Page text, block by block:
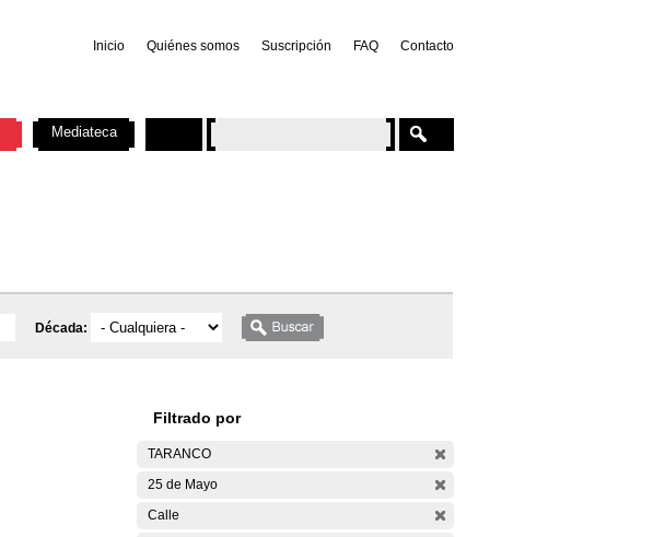
Inicio Quiénes somos Suscripción FAQ Contacto
Década:
Filtrado por
TARANCO
25 de Mayo
Calle
Mediateca